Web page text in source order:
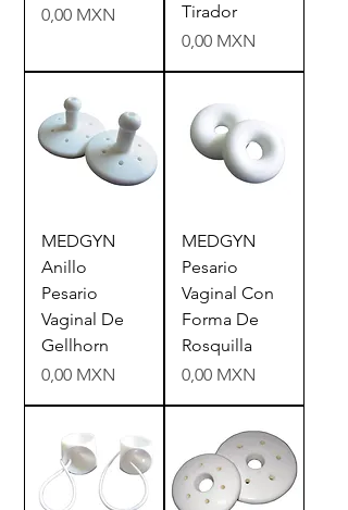
Precio
0,00 MXN
Tirador
Precio
0,00 MXN
MEDGYN
Anillo
Pesario
Vaginal De
Gellhorn
Precio
0,00 MXN
MEDGYN
Pesario
Vaginal Con
Forma De
Rosquilla
Precio
0,00 MXN